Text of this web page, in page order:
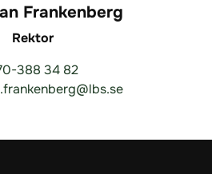
Frankenberg
Rektor
388 34 82